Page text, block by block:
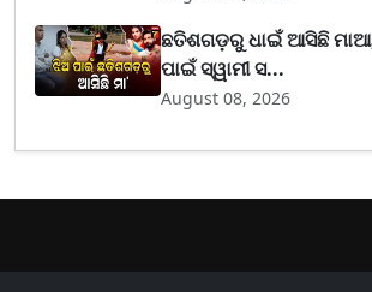
ଛତିଶଗଡ଼ରୁ ଧାଇଁ ଆସିଛି
ପାଇଁ ସ୍ୱାମୀ ସ...
August 08, 2026